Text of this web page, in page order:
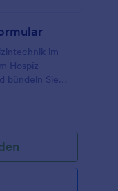
im
Hospiz-
bündeln Sie